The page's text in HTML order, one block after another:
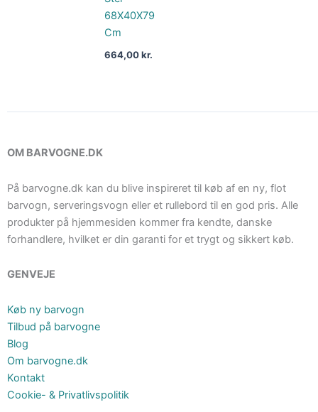
68X40X79
Cm
664,00kr.
OM BARVOGNE.DK
På barvogne.dk kan du blive inspireret til køb af en ny, flot
barvogn, serveringsvogn eller et rullebord til en god pris. Alle
produkter på hjemmesiden kommer fra kendte, danske
forhandlere, hvilket er din garanti for et trygt og sikkert køb.
GENVEJE
Køb ny barvogn
Tilbud på barvogne
Blog
Om barvogne.dk
Kontakt
Cookie- & Privatlivspolitik